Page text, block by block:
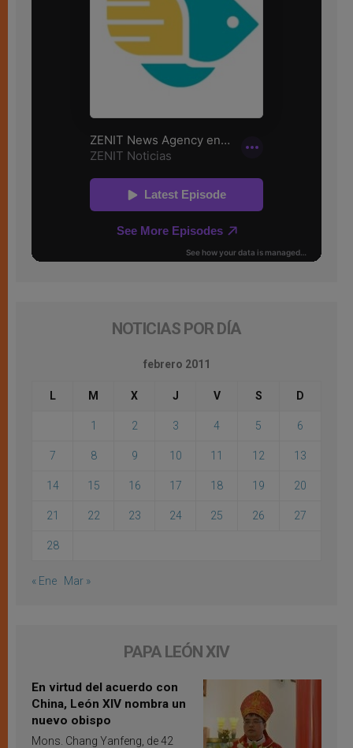
NOTICIAS POR DÍA
febrero 2011
L M X J V S D
1 2 3 4 5 6
7 8 9 10 11 12 13
14 15 16 17 18 19 20
21 22 23 24 25 26 27
28
« Ene Mar »
PAPA LEÓN XIV
En virtud del acuerdo con
China, León XIV nombra un
nuevo obispo
Mons. Chang Yanfeng, de 42